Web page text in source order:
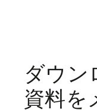
ダウン
資料を